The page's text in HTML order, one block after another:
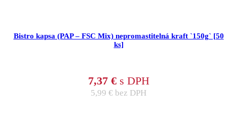
Bistro kapsa (PAP – FSC Mix) nepromastitelná kraft `150g` [50
ks]
7,37 €s DPH
5,99 € bez DPH